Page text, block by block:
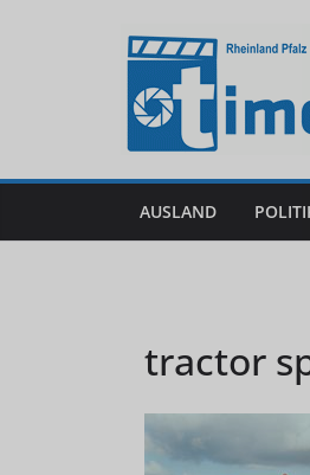
AUSLAND
tractor